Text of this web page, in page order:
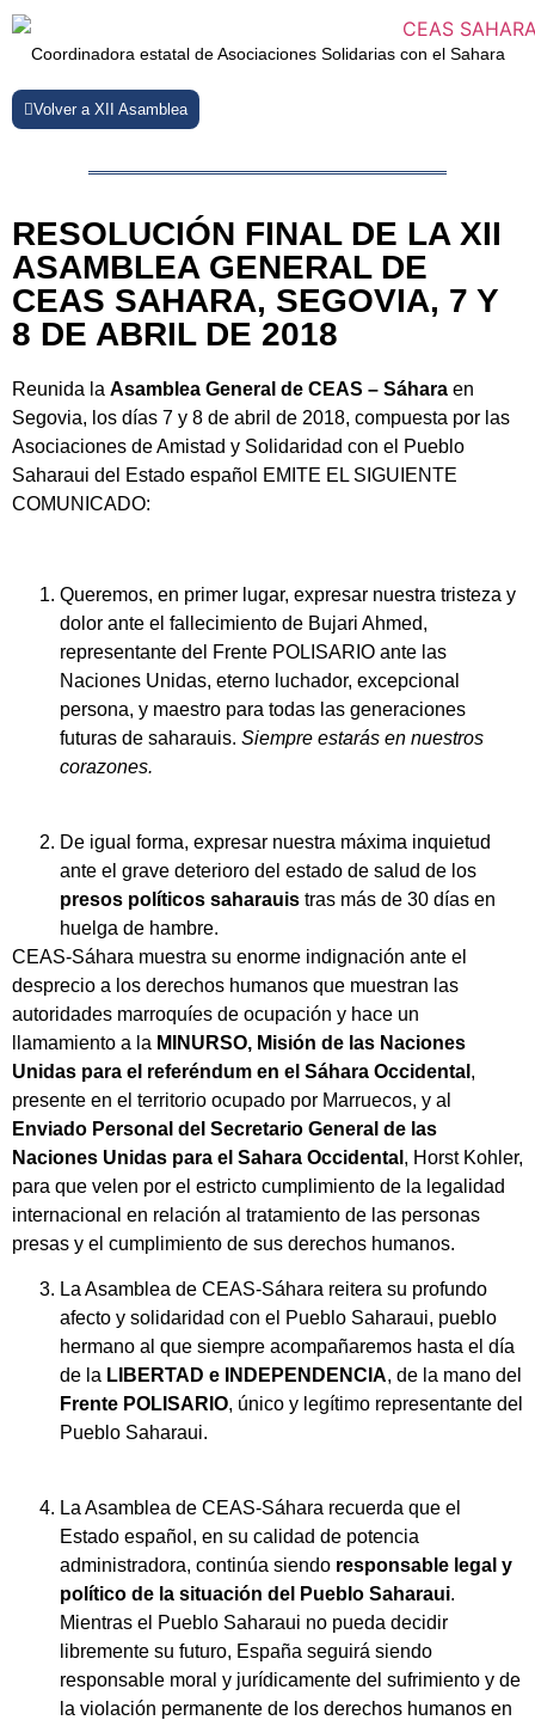
Coordinadora estatal de Asociaciones Solidarias con el Sahara
Volver a XII Asamblea
RESOLUCIÓN FINAL DE LA XII
ASAMBLEA GENERAL DE
CEAS SAHARA, SEGOVIA, 7 Y
8 DE ABRIL DE 2018
Reunida la Asamblea General de CEAS – Sáhara en
Segovia, los días 7 y 8 de abril de 2018, compuesta por las
Asociaciones de Amistad y Solidaridad con el Pueblo
Saharaui del Estado español EMITE EL SIGUIENTE
COMUNICADO:
Queremos, en primer lugar, expresar nuestra tristeza y
dolor ante el fallecimiento de Bujari Ahmed,
representante del Frente POLISARIO ante las
Naciones Unidas, eterno luchador, excepcional
persona, y maestro para todas las generaciones
futuras de saharauis. Siempre estarás en nuestros
corazones.
De igual forma, expresar nuestra máxima inquietud
ante el grave deterioro del estado de salud de los
presos políticos saharauis tras más de 30 días en
huelga de hambre.
CEAS-Sáhara muestra su enorme indignación ante el
desprecio a los derechos humanos que muestran las
autoridades marroquíes de ocupación y hace un
llamamiento a la MINURSO, Misión de las Naciones
Unidas para el referéndum en el Sáhara Occidental ,
presente en el territorio ocupado por Marruecos, y al
Enviado Personal del Secretario General de las
Naciones Unidas para el Sahara Occidental , Horst Kohler,
para que velen por el estricto cumplimiento de la legalidad
internacional en relación al tratamiento de las personas
presas y el cumplimiento de sus derechos humanos.
La Asamblea de CEAS-Sáhara reitera su profundo
afecto y solidaridad con el Pueblo Saharaui, pueblo
hermano al que siempre acompañaremos hasta el día
de la LIBERTAD e INDEPENDENCIA, de la mano del
Frente POLISARIO, único y legítimo representante del
Pueblo Saharaui.
La Asamblea de CEAS-Sáhara recuerda que el
Estado español, en su calidad de potencia
administradora, continúa siendo responsable legal y
político de la situación del Pueblo Saharaui.
Mientras el Pueblo Saharaui no pueda decidir
libremente su futuro, España seguirá siendo
responsable moral y jurídicamente del sufrimiento y de
la violación permanente de los derechos humanos en